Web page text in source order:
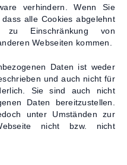
verhindern. Wenn Sie
alle Cookies abgelehnt
Einschränkung von
Webseiten kommen.
Daten ist weder
und auch nicht für
Sie sind auch nicht
Daten bereitzustellen.
unter Umständen zur
nicht bzw. nicht